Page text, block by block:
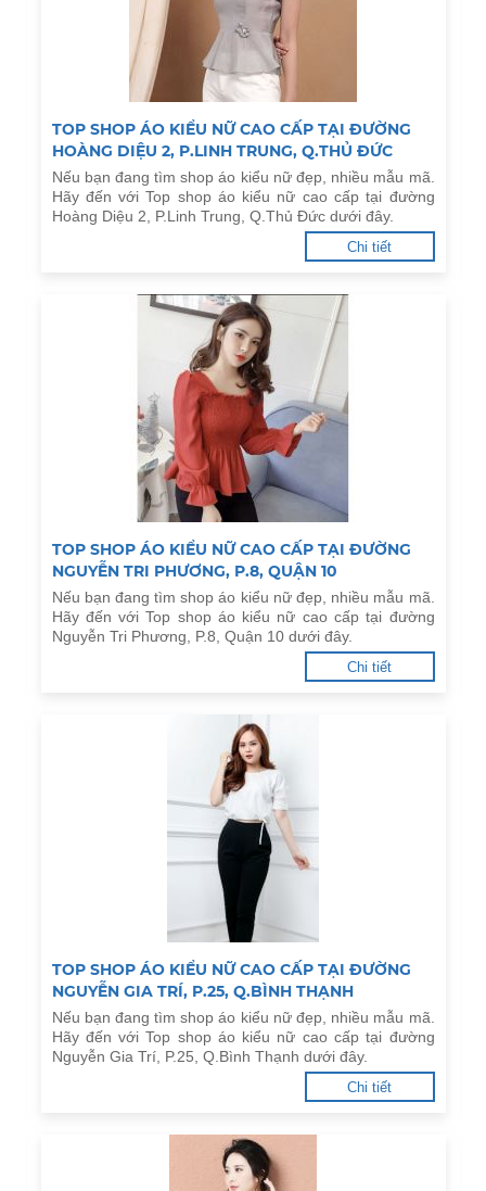
TOP SHOP ÁO KIỂU NỮ CAO CẤP TẠI ĐƯỜNG
HOÀNG DIỆU 2, P.LINH TRUNG, Q.THỦ ĐỨC
Nếu bạn đang tìm shop áo kiểu nữ đẹp, nhiều mẫu mã.
Hãy đến với Top shop áo kiểu nữ cao cấp tại đường
Hoàng Diệu 2, P.Linh Trung, Q.Thủ Đức dưới đây.
Chi tiết
TOP SHOP ÁO KIỂU NỮ CAO CẤP TẠI ĐƯỜNG
NGUYỄN TRI PHƯƠNG, P.8, QUẬN 10
Nếu bạn đang tìm shop áo kiểu nữ đẹp, nhiều mẫu mã.
Hãy đến với Top shop áo kiểu nữ cao cấp tại đường
Nguyễn Tri Phương, P.8, Quận 10 dưới đây.
Chi tiết
TOP SHOP ÁO KIỂU NỮ CAO CẤP TẠI ĐƯỜNG
NGUYỄN GIA TRÍ, P.25, Q.BÌNH THẠNH
Nếu bạn đang tìm shop áo kiểu nữ đẹp, nhiều mẫu mã.
Hãy đến với Top shop áo kiểu nữ cao cấp tại đường
Nguyễn Gia Trí, P.25, Q.Bình Thạnh dưới đây.
Chi tiết